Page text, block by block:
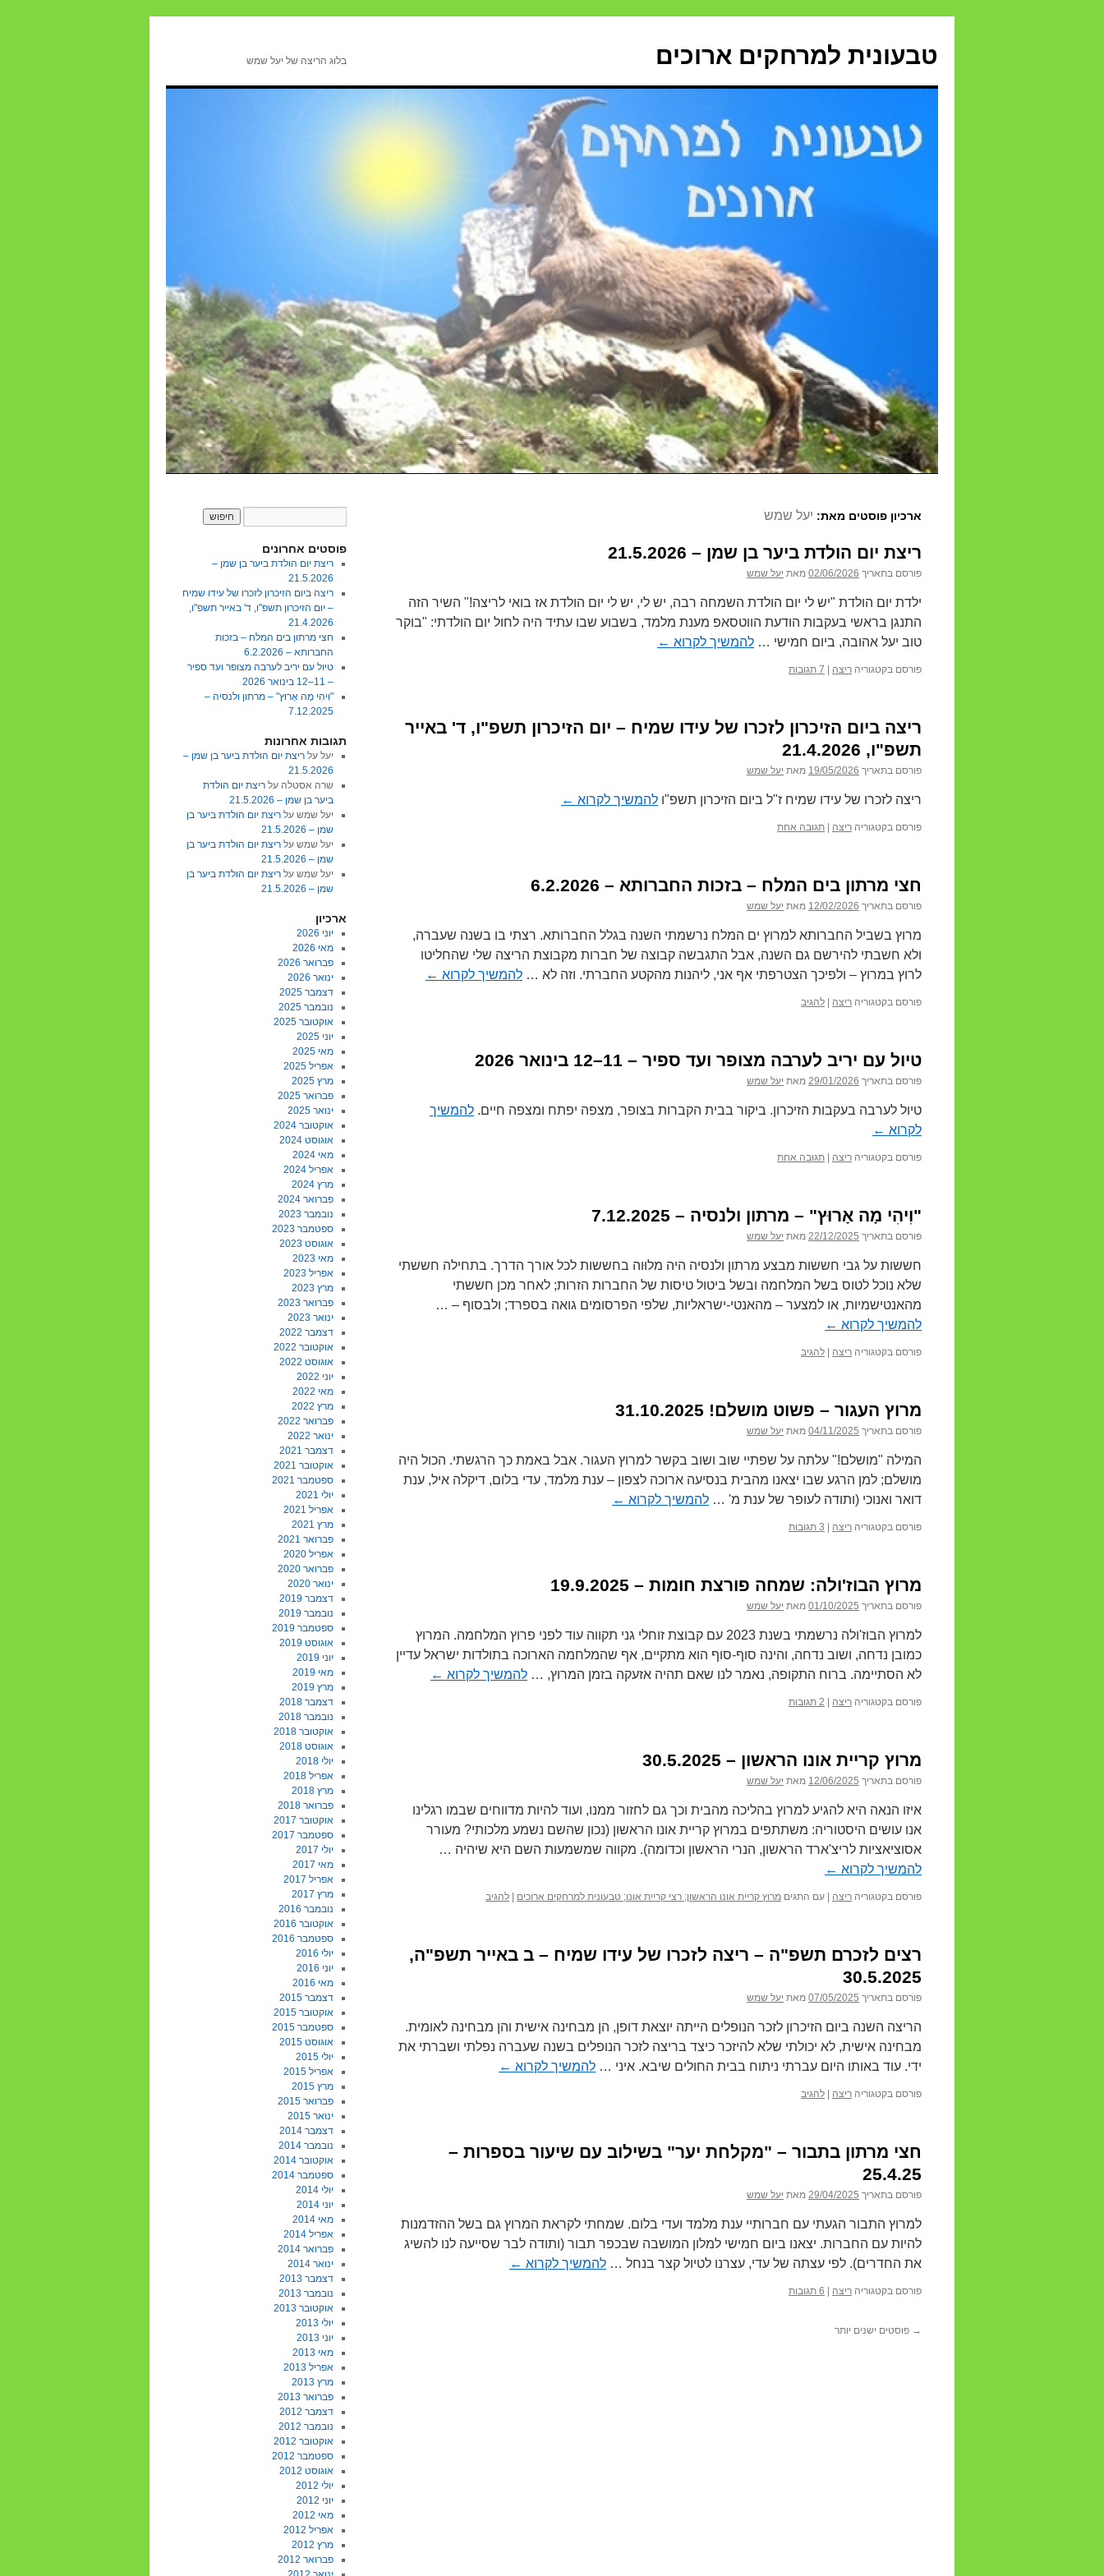
טבעונית למרחקים ארוכים בלוג הריצה של יעל שמש
ארכיון פוסטים מאת: יעל שמש
ריצת יום הולדת ביער בן שמן – 21.5.2026
פורסם בתאריך 02/06/2026 מאת יעל שמש
ילדת יום הולדת "יש לי יום הולדת השמחה רבה, יש לי, יש לי יום הולדת אז בואי לריצה!" השיר הזה
התנגן בראשי בעקבות הודעת הווטסאפ מענת מלמד, בשבוע שבו עתיד היה לחול יום הולדתי: "בוקר
טוב יעל אהובה, ביום חמישי … להמשיך לקרוא ←
פורסם בקטגוריה ריצה 7 תגובות
ריצה ביום הזיכרון לזכרו של עידו שמיח – יום הזיכרון תשפ"ו, ד' באייר
תשפ"ו, 21.4.2026
פורסם בתאריך 19/05/2026 מאת יעל שמש
ריצה לזכרו של עידו שמיח ז"ל ביום הזיכרון תשפ"ו להמשיך לקרוא ←
פורסם בקטגוריה ריצה תגובה אחת
חצי מרתון בים המלח – בזכות החברותא – 6.2.2026
פורסם בתאריך 12/02/2026 מאת יעל שמש
מרוץ בשביל החברותא למרוץ ים המלח נרשמתי השנה בגלל החברותא. רצתי בו בשנה שעברה,
ולא חשבתי להירשם גם השנה, אבל התגבשה קבוצה של חברות מקבוצת הריצה שלי שהחליטו
לרוץ במרוץ – ולפיכך הצטרפתי אף אני, ליהנות מהקטע החברתי. וזה לא … להמשיך לקרוא ←
פורסם בקטגוריה ריצה להגיב
טיול עם יריב לערבה מצופר ועד ספיר – 11–12 בינואר 2026
פורסם בתאריך 29/01/2026 מאת יעל שמש
טיול לערבה בעקבות הזיכרון. ביקור בבית הקברות בצופר, מצפה יפתח ומצפה חיים. להמשיך
לקרוא ←
פורסם בקטגוריה ריצה תגובה אחת
"וִיהִי מָה אָרוּץ" – מרתון ולנסיה – 7.12.2025
פורסם בתאריך 22/12/2025 מאת יעל שמש
חששות על גבי חששות מבצע מרתון ולנסיה היה מלוּוה בחששות לכל אורך הדרך. בתחילה חששתי
שלא נוכל לטוס בשל המלחמה ובשל ביטול טיסות של החברות הזרות; לאחר מכן חששתי
מהאנטישמיות, או למצער – מהאנטי-ישראליות, שלפי הפרסומים גואה בספרד; ולבסוף – …
להמשיך לקרוא ←
פורסם בקטגוריה ריצה להגיב
מרוץ העגור – פשוט מושלם! 31.10.2025
פורסם בתאריך 04/11/2025 מאת יעל שמש
המילה "מושלם!" עלתה על שפתיי שוב ושוב בקשר למרוץ העגור. אבל באמת כך הרגשתי. הכול היה
מושלם; למן הרגע שבו יצאנו מהבית בנסיעה ארוכה לצפון – ענת מלמד, עדי בלום, דיקלה איל, ענת
דואר ואנוכי (ותודה לעופר של ענת מ' … להמשיך לקרוא ←
פורסם בקטגוריה ריצה 3 תגובות
מרוץ הבוז'ולה: שמחה פורצת חומות – 19.9.2025
פורסם בתאריך 01/10/2025 מאת יעל שמש
למרוץ הבוז'ולה נרשמתי בשנת 2023 עם קבוצת זוחלי גני תקווה עוד לפני פרוץ המלחמה. המרוץ
כמובן נדחה, ושוב נדחה, והינה סוף-סוף הוא מתקיים, אף שהמלחמה הארוכה בתולדות ישראל עדיין
לא הסתיימה. ברוח התקופה, נאמר לנו שאם תהיה אזעקה בזמן המרוץ, … להמשיך לקרוא ←
פורסם בקטגוריה ריצה 2 תגובות
מרוץ קריית אונו הראשון – 30.5.2025
פורסם בתאריך 12/06/2025 מאת יעל שמש
איזו הנאה היא להגיע למרוץ בהליכה מהבית וכך גם לחזור ממנו, ועוד להיות מדווחים שבמו רגלינו
אנו עושים היסטוריה: משתתפים במרוץ קריית אונו הראשון (נכון שהשם נשמע מלכותי? מעורר
אסוציאציות לריצ'ארד הראשון, הנרי הראשון וכדומה). מקווה שמשמעות השם היא שיהיה …
להמשיך לקרוא ←
פורסם בקטגוריה ריצה עם התגים מרוץ קריית אונו הראשון; רצי קריית אונו; טבעונית למרחקים ארוכים להגיב
רצים לזכרם תשפ"ה – ריצה לזכרו של עידו שמיח – ב באייר תשפ"ה,
30.5.2025
פורסם בתאריך 07/05/2025 מאת יעל שמש
הריצה השנה ביום הזיכרון לזכר הנופלים הייתה יוצאת דופן, הן מבחינה אישית והן מבחינה לאומית.
מבחינה אישית, לא יכולתי שלא להיזכר כיצד בריצה לזכר הנופלים בשנה שעברה נפלתי ושברתי את
ידי. עוד באותו היום עברתי ניתוח בבית החולים שיבא. איני … להמשיך לקרוא ←
פורסם בקטגוריה ריצה להגיב
חצי מרתון בתבור – "מקלחת יער" בשילוב עם שיעור בספרות –
25.4.25
פורסם בתאריך 29/04/2025 מאת יעל שמש
למרוץ התבור הגעתי עם חברותיי ענת מלמד ועדי בלום. שמחתי לקראת המרוץ גם בשל ההזדמנות
להיות עם החברות. יצאנו ביום חמישי למלון המושבה שבכפר תבור (ותודה לבר שסייעה לנו להשיג
את החדרים). לפי עצתה של עדי, עצרנו לטיול קצר בנחל … להמשיך לקרוא ←
פורסם בקטגוריה ריצה 6 תגובות
→ פוסטים ישנים יותר
פוסטים אחרונים
ריצת יום הולדת ביער בן שמן –
21.5.2026
ריצה ביום הזיכרון לזכרו של עידו שמיח
– יום הזיכרון תשפ"ו, ד' באייר תשפ"ו,
21.4.2026
חצי מרתון בים המלח – בזכות
החברותא – 6.2.2026
טיול עם יריב לערבה מצופר ועד ספיר
– 11–12 בינואר 2026
"וִיהִי מָה אָרוּץ" – מרתון ולנסיה –
7.12.2025
תגובות אחרונות
יעלעל ריצת יום הולדת ביער בן שמן –
21.5.2026
שרה אסטלה על ריצת יום הולדת
ביער בן שמן – 21.5.2026
יעל שמשעל ריצת יום הולדת ביער בן
שמן – 21.5.2026
יעל שמשעל ריצת יום הולדת ביער בן
שמן – 21.5.2026
יעל שמשעל ריצת יום הולדת ביער בן
שמן – 21.5.2026
ארכיון
יוני 2026
מאי 2026
פברואר 2026
ינואר 2026
דצמבר 2025
נובמבר 2025
אוקטובר 2025
יוני 2025
מאי 2025
אפריל 2025
מרץ 2025
פברואר 2025
ינואר 2025
אוקטובר 2024
אוגוסט 2024
מאי 2024
אפריל 2024
מרץ 2024
פברואר 2024
נובמבר 2023
ספטמבר 2023
אוגוסט 2023
מאי 2023
אפריל 2023
מרץ 2023
פברואר 2023
ינואר 2023
דצמבר 2022
אוקטובר 2022
אוגוסט 2022
יוני 2022
מאי 2022
מרץ 2022
פברואר 2022
ינואר 2022
דצמבר 2021
אוקטובר 2021
ספטמבר 2021
יולי 2021
אפריל 2021
מרץ 2021
פברואר 2021
אפריל 2020
פברואר 2020
ינואר 2020
דצמבר 2019
נובמבר 2019
ספטמבר 2019
אוגוסט 2019
יוני 2019
מאי 2019
מרץ 2019
דצמבר 2018
נובמבר 2018
אוקטובר 2018
אוגוסט 2018
יולי 2018
אפריל 2018
מרץ 2018
פברואר 2018
אוקטובר 2017
ספטמבר 2017
יולי 2017
מאי 2017
אפריל 2017
מרץ 2017
נובמבר 2016
אוקטובר 2016
ספטמבר 2016
יולי 2016
יוני 2016
מאי 2016
דצמבר 2015
אוקטובר 2015
ספטמבר 2015
אוגוסט 2015
יולי 2015
אפריל 2015
מרץ 2015
פברואר 2015
ינואר 2015
דצמבר 2014
נובמבר 2014
אוקטובר 2014
ספטמבר 2014
יולי 2014
יוני 2014
מאי 2014
אפריל 2014
פברואר 2014
ינואר 2014
דצמבר 2013
נובמבר 2013
אוקטובר 2013
יולי 2013
יוני 2013
מאי 2013
אפריל 2013
מרץ 2013
פברואר 2013
דצמבר 2012
נובמבר 2012
אוקטובר 2012
ספטמבר 2012
אוגוסט 2012
יולי 2012
יוני 2012
מאי 2012
אפריל 2012
מרץ 2012
פברואר 2012